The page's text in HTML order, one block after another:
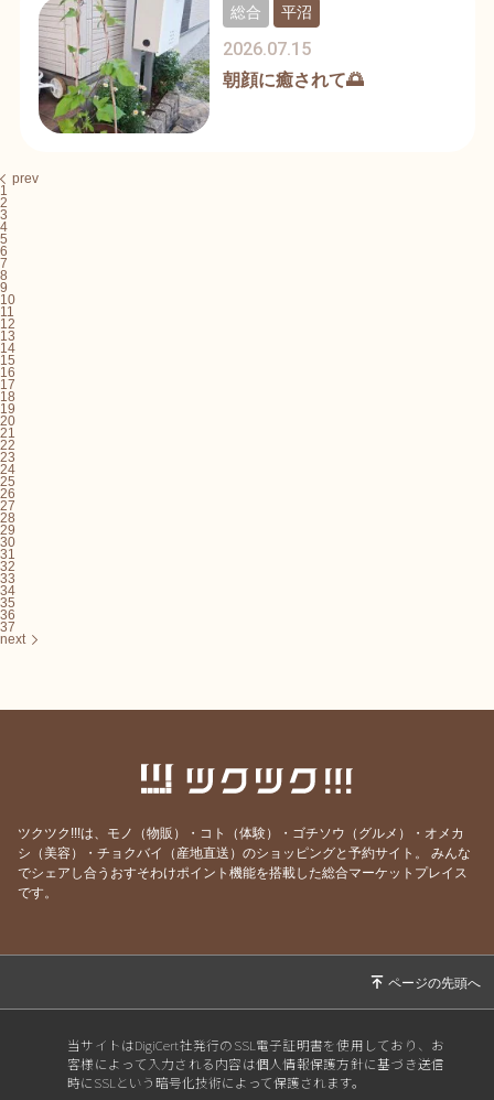
朝顔に癒されて🌅
2026.07.15
総合 平沼
prev
1
2
3
4
5
6
7
8
9
10
11
12
13
14
15
16
17
18
19
20
21
22
23
24
25
26
27
28
29
30
31
32
33
34
35
36
37
next
ツクツク!!!は、モノ（物販）・コト（体験）・ゴチソウ（グルメ）・オメカ
シ（美容）・チョクバイ（産地直送）のショッピングと予約サイト。
みんな
でシェアし合うおすそわけポイント機能を搭載した総合マーケットプレイス
です。
当サイトはDigiCert社発行のSSL電子証明書を使用しており、お
客様によって入力される内容は個人情報保護方針に基づき送信
時にSSLという暗号化技術によって保護されます。